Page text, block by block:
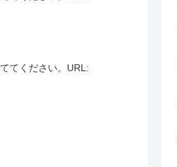
てください。URL: